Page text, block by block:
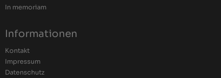
In memoriam
Informationen
Kontakt
Impressum
Datenschutz